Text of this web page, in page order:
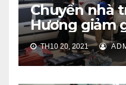
Chuyển nhà
Hương giảm
TH10 20, 2021